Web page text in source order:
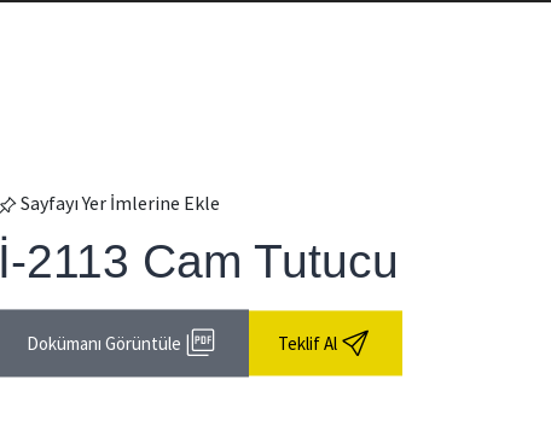
Sayfayı Yer İmlerine Ekle
İ-2113 Cam Tutucu
Dokümanı Görüntüle Teklif Al